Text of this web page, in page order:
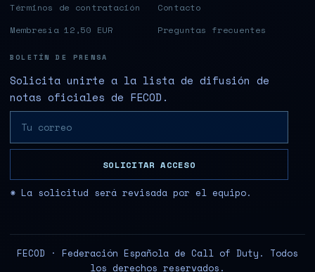
Términos de contratación
Membresía 12,50 EUR
Contacto
Preguntas frecuentes
BOLETÍN DE PRENSA
Solicita unirte a la lista de difusión de
notas oficiales de FECOD.
SOLICITAR ACCESO
* La solicitud será revisada por el equipo.
FECOD · Federación Española de Call of Duty. Todos
los derechos reservados.